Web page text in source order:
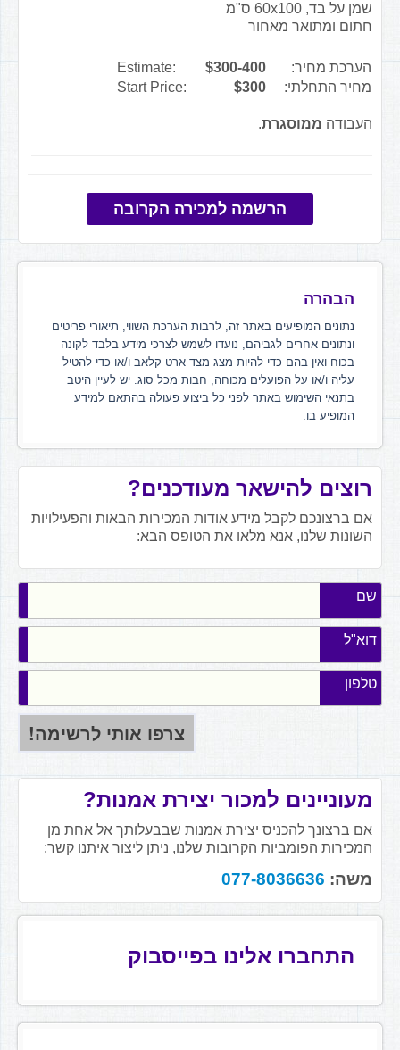
שמן על בד, 60x100 ס"מ
חתום ומתואר מאחור
הערכת מחיר: $300-400
Estimate:
מחיר התחלתי:
$300
Start Price:
העבודה ממוסגרת.
הרשמה למכירה הקרובה
הבהרה
נתונים המופיעים באתר זה, לרבות הערכת השווי, תיאורי פריטים
ונתונים אחרים לגביהם, נועדו לשמש לצרכי מידע בלבד לקונה
בכוח ואין בהם כדי להיות מצג מצד ארט קלאב ו/או כדי להטיל
עליה ו/או על הפועלים מכוחה, חבות מכל סוג. יש לעיין היטב
בתנאי השימוש באתר לפני כל ביצוע פעולה בהתאם למידע
המופיע בו.
רוצים להישאר מעודכנים?
אם ברצונכם לקבל מידע אודות המכירות הבאות והפעילויות
השונות שלנו, אנא מלאו את הטופס הבא:
שם
דוא"ל
טלפון
מעוניינים למכור יצירת אמנות?
אם ברצונך להכניס יצירת אמנות שבבעלותך אל אחת מן
המכירות הפומביות הקרובות שלנו, ניתן ליצור איתנו קשר:
משה: 077-8036636
התחברו אלינו בפייסבוק